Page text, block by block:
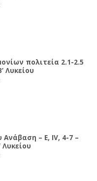
πολιτεία 2.1-2.5
Λυκείου
– Ε, ΙV, 4-7 –
Λυκείου